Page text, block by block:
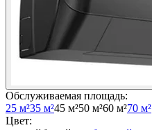
Обслуживаемая площадь:
25 м²35 м²45 м²50 м²60 м²70 м²
Цвет: